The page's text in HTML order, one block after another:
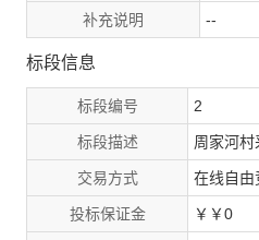
补充说明 --
标段信息
标段编号 2
标段描述 周家河
交易方式 在线自由
投标保证金 ￥￥0